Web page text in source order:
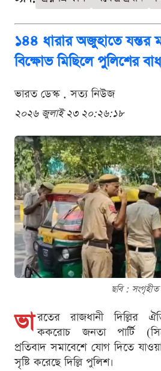
১৪৪ ধারার অজুহাতে যন্তর
বিক্ষোভ মিছিলে পুলিশের
ভারত ডেস্ক . সত্য নিউজ
২০২৬ জুলাই ২৩ ২০:২৬:১৮
ছবি : সংগৃহীত
ভা রতের রাজধানী দিল্লির
ককরোচ জনতা পার্টি
প্রতিবাদ সমাবেশে যোগ দিতে যাওয়া
সৃষ্টি করেছে দিল্লি পুলিশ।